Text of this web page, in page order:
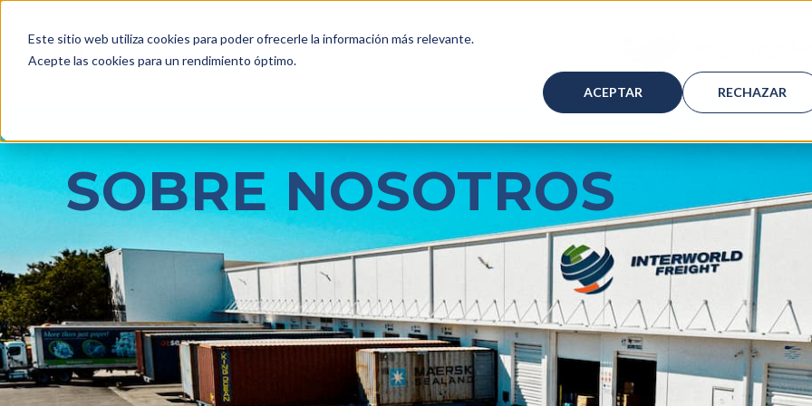
Este sitio web utiliza cookies para poder ofrecerle la información más relevante.
Acepte las cookies para un rendimiento óptimo.
ACEPTAR RECHAZAR
SHOW SUBMENU FOR SERVICIOS
SOBRE NOSOTROS